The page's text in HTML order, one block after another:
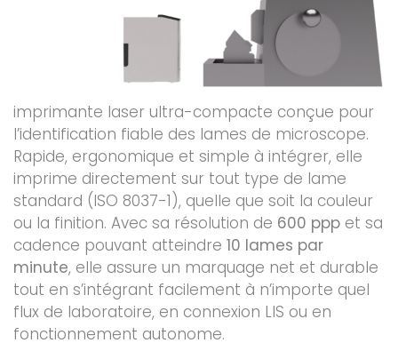
imprimante laser ultra-compacte conçue pour
l’identification fiable des lames de microscope.
Rapide, ergonomique et simple à intégrer, elle
imprime directement sur tout type de lame
standard (ISO 8037-1), quelle que soit la couleur
ou la finition. Avec sa résolution de 600 ppp et sa
cadence pouvant atteindre 10 lames par
minute, elle assure un marquage net et durable
tout en s’intégrant facilement à n’importe quel
flux de laboratoire, en connexion LIS ou en
fonctionnement autonome.